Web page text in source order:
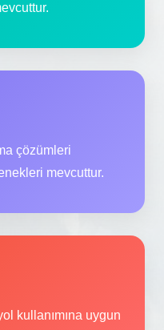
çözümleri
mevcuttur.
kullanımına uygun